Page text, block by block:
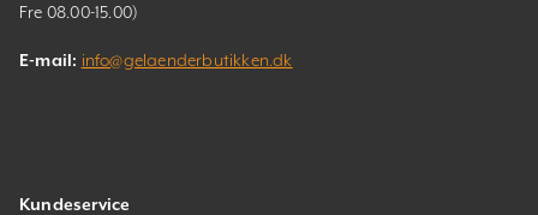
Fre 08.00-15.00)
E-mail: info@gelaenderbutikken.dk
Kundeservice